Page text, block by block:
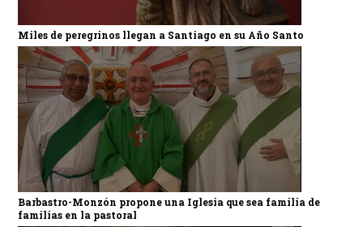
Miles de peregrinos llegan a Santiago en su Año Santo
Barbastro-Monzón propone una Iglesia que sea familia de
familias en la pastoral